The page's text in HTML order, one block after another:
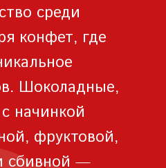
среди
конфет, где
Шоколадные,
начинкой
фруктовой,
сбивной —